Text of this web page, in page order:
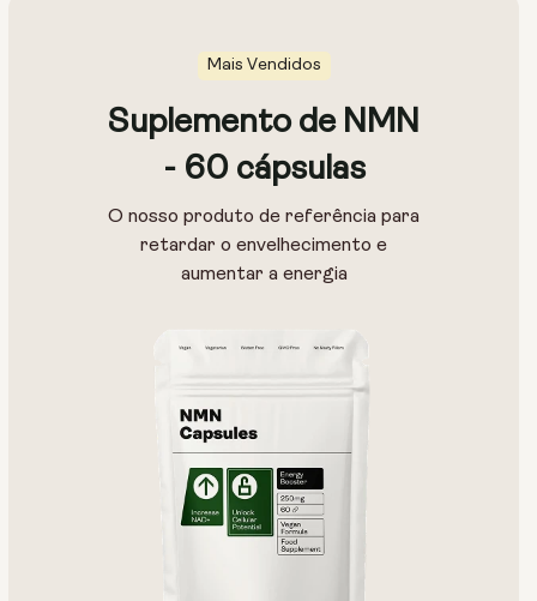
Mais Vendidos
Suplemento de NMN
- 60 cápsulas
O nosso produto de referência para
retardar o envelhecimento e
aumentar a energia